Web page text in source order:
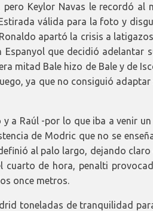
pero Keylor Navas le recordó al
válida para la foto y
apartó la crisis a
que decidió adelantar
mitad Bale hizo de Bale y de
ya que no consiguió
a Raúl -por lo que iba a venir
de Modric que no se
al palo largo, dejando
cuarto de hora, penalti
once metros.
toneladas de tranquilidad